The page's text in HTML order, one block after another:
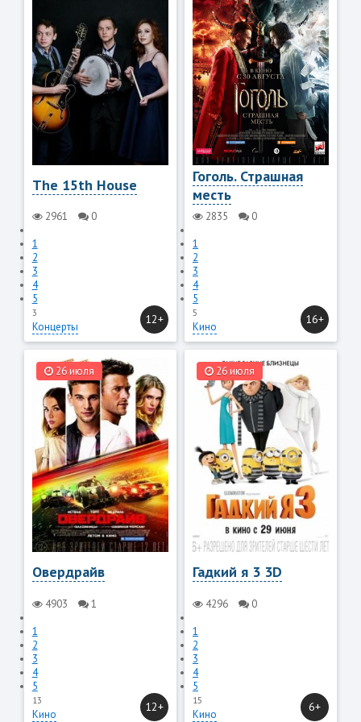
The 15th House
2961
0
1
2
3
4
5
3
Концерты
12+
Гоголь. Страшная
месть
2835
0
1
2
3
4
5
5
Кино
16+
Овердрайв
4903
1
1
2
3
4
5
13
Кино
26 июля
12+
Гадкий я 3 3D
4296
0
1
2
3
4
5
15
Кино
26 июля
6+